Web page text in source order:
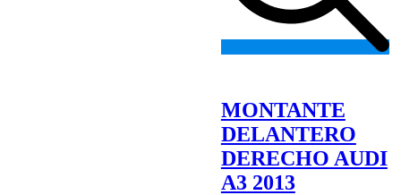
wishlist
MONTANTE
DELANTERO
DERECHO AUDI
A3 2013